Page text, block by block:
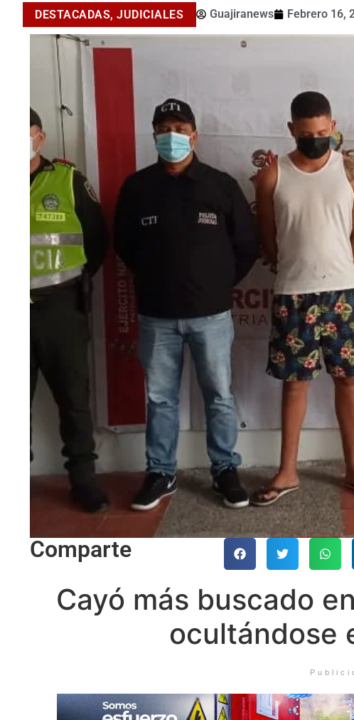
DESTACADAS, JUDICIALES Guajiranews Febrero 16,
Comparte
Cayó más buscado
ocultándose